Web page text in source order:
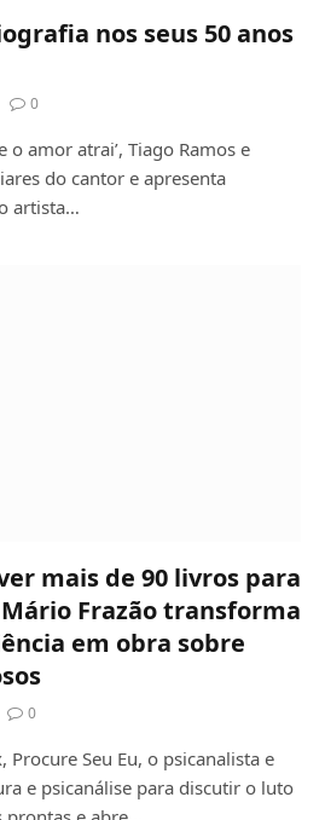
nos seus 50 anos
0
o amor atrai’, Tiago Ramos e
do cantor e apresenta
artista…
mais de 90 livros para
Frazão transforma
em obra sobre
0
Procure Seu Eu, o psicanalista e
e psicanálise para discutir o luto